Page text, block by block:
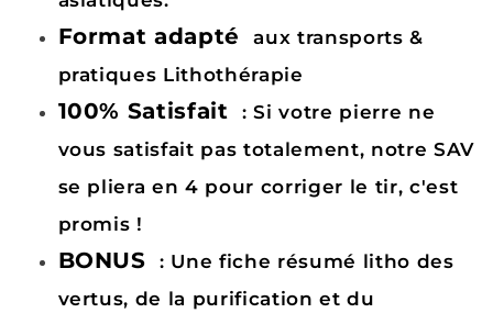
Format adapté
aux transports &
pratiques Lithothérapie
100% Satisfait
: Si votre pierre ne
vous satisfait pas totalement, notre SAV
se pliera en 4 pour corriger le tir, c'est
promis !
BONUS
: Une fiche résumé litho des
vertus, de la purification et du